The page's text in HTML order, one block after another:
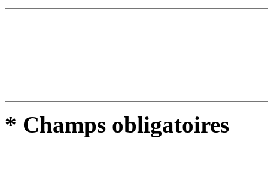
* Champs obligatoires